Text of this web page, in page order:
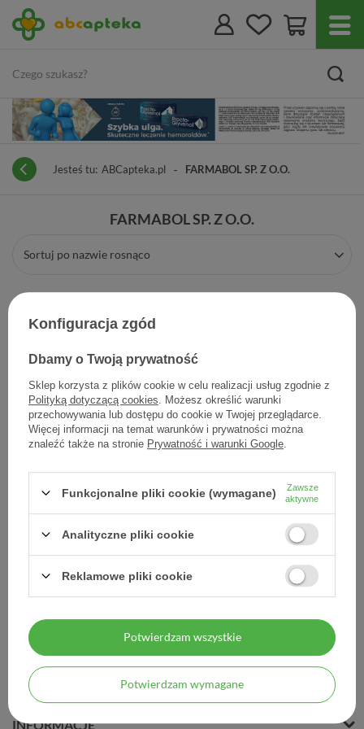
Jesteś tu: ABCapteka.pl FARMABOL SP. Z O.O.
FARMABOL SP. Z O.O.
Sortuj po nazwie rosnąco
Test Amniocheck do
wykrywania wycieku wód
104,60 zł
20,92 zł / szt.
MOJE ZAMÓWIENIE
MOJE KONTO
INFORMACJE
Konfiguracja zgód
Dbamy o Twoją prywatność
Sklep korzysta z plików cookie w celu realizacji usług zgodnie z
Polityką dotyczącą cookies . Możesz określić warunki
przechowywania lub dostępu do cookie w Twojej przeglądarce.
Więcej informacji na temat warunków i prywatności można
znaleźć także na stronie Prywatność i warunki Google
Funkcjonalne pliki cookie (wymagane)
Zawsze
aktywne
Analityczne pliki cookie
Reklamowe pliki cookie
Potwierdzam wymagane
Potwierdzam wszystkie